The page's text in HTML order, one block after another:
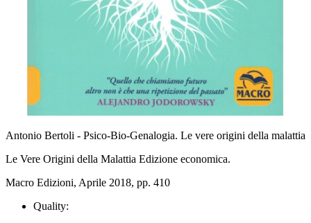
Antonio Bertoli - Psico-Bio-Genalogia. Le vere origini della malattia
Le Vere Origini della Malattia Edizione economica.
Macro Edizioni, Aprile 2018, pp. 410
Quality: